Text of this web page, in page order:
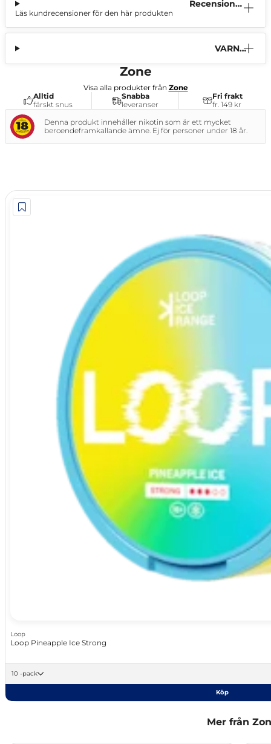
Recensione
Läs kundrecensioner för den här produkten
VARNI
Zone
Visa alla produkter från Zone
Alltid
färskt snus
Snabba
leveranser
Fri frakt
fr. 149 kr
Denna produkt innehåller nikotin som är ett mycket
beroendeframkallande ämne. Ej för personer under 18 år.
Loop
Loop Pineapple Ice Strong
10 -pack
Köp
Mer från